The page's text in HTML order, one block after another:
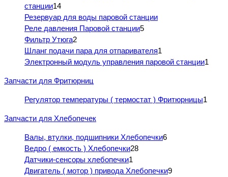
станции14
Резервуар для воды паровой станции
Реле давления Паровой станции5
Фильтр Утюга2
Шланг подачи пара для отпаривателя1
Электронный модуль управления паровой станции1
Запчасти для Фритюрниц
Регулятор температуры ( термостат ) Фритюрницы1
Запчасти для Хлебопечек
Валы, втулки, подшипники Хлебопечки6
Ведро ( емкость ) Хлебопечки28
Датчики-сенсоры хлебопечки1
Двигатель ( мотор ) привода Хлебопечки9